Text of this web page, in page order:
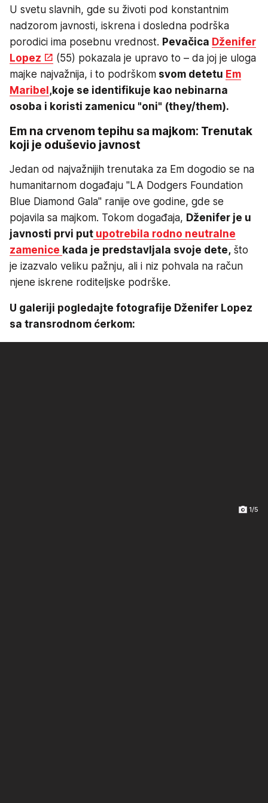
U svetu slavnih, gde su životi pod konstantnim
nadzorom javnosti, iskrena i dosledna podrška
porodici ima posebnu vrednost. Pevačica Dženifer
Lopez
(55) pokazala je upravo to – da joj je uloga
majke najvažnija, i to podrškom svom detetu Em
Maribel ,koje se identifikuje kao nebinarna
osoba i koristi zamenicu "oni" (they/them).
Em na crvenom tepihu sa majkom: Trenutak
koji je oduševio javnost
Jedan od najvažnijih trenutaka za Em dogodio se na
humanitarnom događaju "LA Dodgers Foundation
Blue Diamond Gala" ranije ove godine, gde se
pojavila sa majkom. Tokom događaja, Dženifer je u
javnosti prvi put upotrebila rodno neutralne
zamenice kada je predstavljala svoje dete, što
je izazvalo veliku pažnju, ali i niz pohvala na račun
njene iskrene roditeljske podrške.
U galeriji pogledajte fotografije Dženifer Lopez
sa transrodnom ćerkom:
1/5